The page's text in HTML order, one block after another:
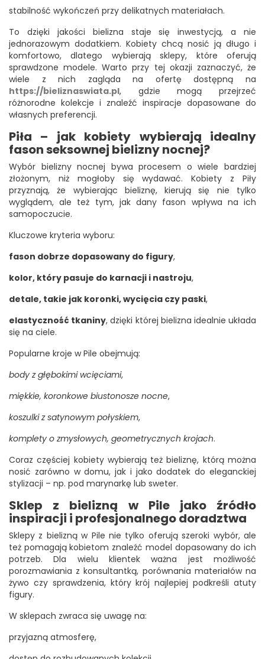
stabilność wykończeń przy delikatnych materiałach.
To dzięki jakości bielizna staje się inwestycją, a nie
jednorazowym dodatkiem. Kobiety chcą nosić ją długo i
komfortowo, dlatego wybierają sklepy, które oferują
sprawdzone modele. Warto przy tej okazji zaznaczyć, że
wiele z nich zagląda na ofertę dostępną na
https://bieliznaswiata.pl, gdzie mogą przejrzeć
różnorodne kolekcje i znaleźć inspiracje dopasowane do
własnych preferencji.
Piła – jak kobiety wybierają idealny
fason seksownej bielizny nocnej?
Wybór bielizny nocnej bywa procesem o wiele bardziej
złożonym, niż mogłoby się wydawać. Kobiety z Piły
przyznają, że wybierając bieliznę, kierują się nie tylko
wyglądem, ale też tym, jak dany fason wpływa na ich
samopoczucie.
Kluczowe kryteria wyboru:
fason dobrze dopasowany do figury,
kolor, który pasuje do karnacji i nastroju,
detale, takie jak koronki, wycięcia czy paski,
elastyczność tkaniny, dzięki której bielizna idealnie układa
się na ciele.
Popularne kroje w Pile obejmują:
body z głębokimi wcięciami,
miękkie, koronkowe biustonosze nocne,
koszulki z satynowym połyskiem,
komplety o zmysłowych, geometrycznych krojach.
Coraz częściej kobiety wybierają też bieliznę, którą można
nosić zarówno w domu, jak i jako dodatek do eleganckiej
stylizacji – np. pod marynarkę lub sweter.
Sklep z bielizną w Pile jako źródło
inspiracji i profesjonalnego doradztwa
Sklepy z bielizną w Pile nie tylko oferują szeroki wybór, ale
też pomagają kobietom znaleźć model dopasowany do ich
potrzeb. Dla wielu klientek ważna jest możliwość
porozmawiania z konsultantką, porównania materiałów na
żywo czy sprawdzenia, który krój najlepiej podkreśli atuty
figury.
W sklepach zwraca się uwagę na:
przyjazną atmosferę,